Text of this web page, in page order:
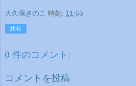
大久保きのこ 時刻: 11:55
共有
0 件のコメント:
コメントを投稿